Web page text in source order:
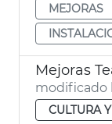
MEJORAS
Mejoras
modificado
CULTURA